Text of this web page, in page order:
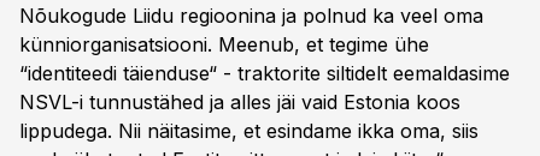
Nõukogude Liidu regioonina ja polnud ka veel oma
künniorganisatsiooni. Meenub, et tegime ühe
“identiteedi täienduse“ - traktorite siltidelt eemaldasime
NSVL-i tunnustähed ja alles jäi vaid Estonia koos
lippudega. Nii näitasime, et esindame ikka oma, siis